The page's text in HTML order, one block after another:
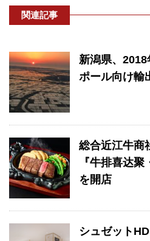
関連記事
新潟県、
ポール向け輸
総合近江牛商
『牛排喜达
を開店
シュゼット